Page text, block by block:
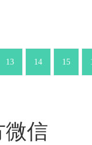
13 14 15
信